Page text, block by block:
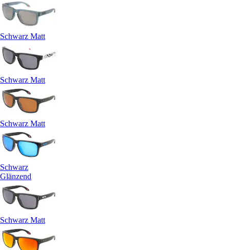
Schwarz Matt
Schwarz Matt
Schwarz Matt
Schwarz
Glänzend
Schwarz Matt